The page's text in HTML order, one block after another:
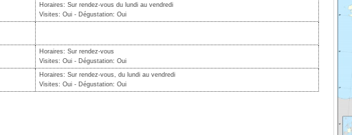
Horaires: Sur rendez-vous du lundi au vendredi
Visites: Oui - Dégustation: Oui
Horaires: Sur rendez-vous
Visites: Oui - Dégustation: Oui
Horaires: Sur rendez-vous, du lundi au vendredi
Visites: Oui - Dégustation: Oui